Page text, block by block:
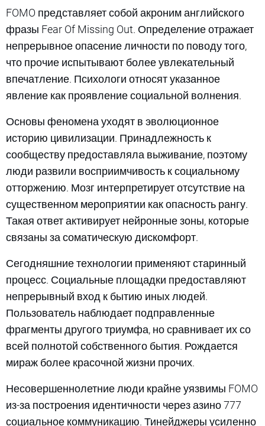
FOMO представляет собой акроним английского
фразы Fear Of Missing Out. Определение отражает
непрерывное опасение личности по поводу того,
что прочие испытывают более увлекательный
впечатление. Психологи относят указанное
явление как проявление социальной волнения.
Основы феномена уходят в эволюционное
историю цивилизации. Принадлежность к
сообществу предоставляла выживание, поэтому
люди развили восприимчивость к социальному
отторжению. Мозг интерпретирует отсутствие на
существенном мероприятии как опасность рангу.
Такая ответ активирует нейронные зоны, которые
связаны за соматическую дискомфорт.
Сегодняшние технологии применяют старинный
процесс. Социальные площадки предоставляют
непрерывный вход к бытию иных людей.
Пользователь наблюдает подправленные
фрагменты другого триумфа, но сравнивает их со
всей полнотой собственного бытия. Рождается
мираж более красочной жизни прочих.
Несовершеннолетние люди крайне уязвимы FOMO
из-за построения идентичности через азино 777
социальное коммуникацию. Тинейджеры усиленно